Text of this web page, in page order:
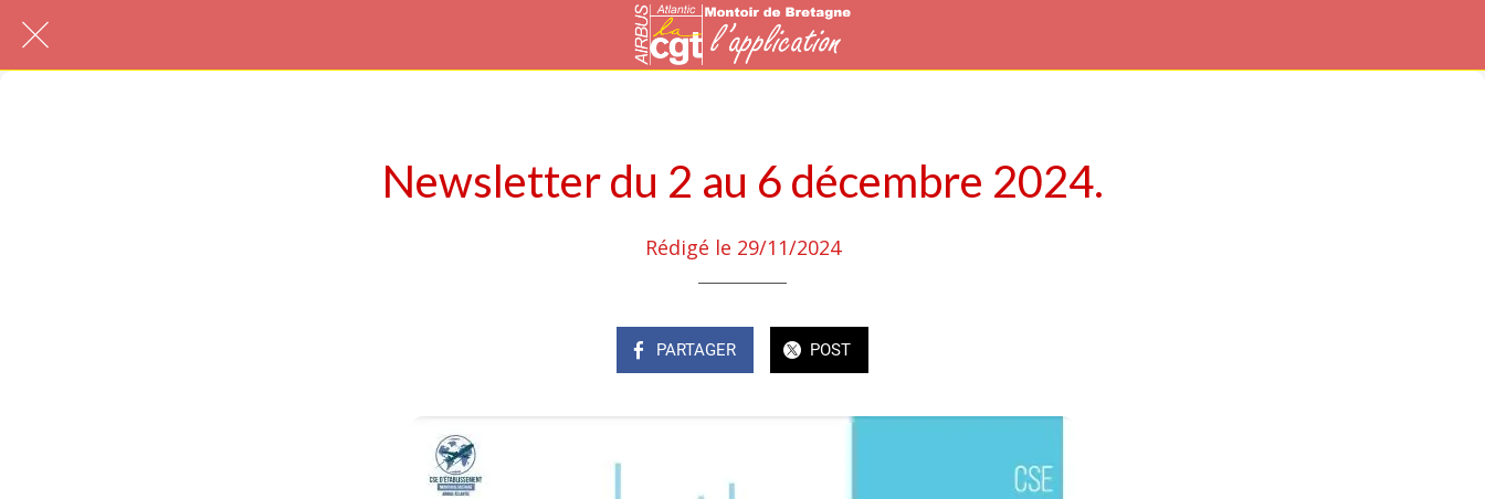
Newsletter du 2 au 6 décembre 2024.
Rédigé le 29/11/2024
PARTAGER POST